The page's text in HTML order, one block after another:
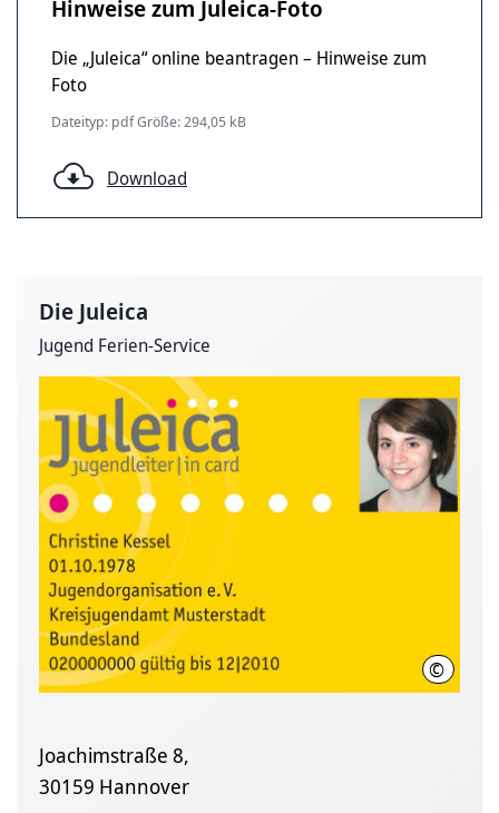
Hinweise zum Juleica-Foto
Die „Juleica“ online beantragen – Hinweise zum
Foto
Dateityp: pdf Größe: 294,05 kB
Download
Die Juleica
Jugend Ferien-Service
©
Joachimstraße 8,
30159 Hannover